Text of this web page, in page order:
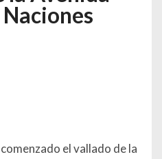
el vallado de la